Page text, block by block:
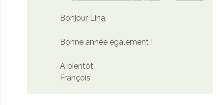
Bonjour Lina,
Bonne année également !
A bientôt,
François